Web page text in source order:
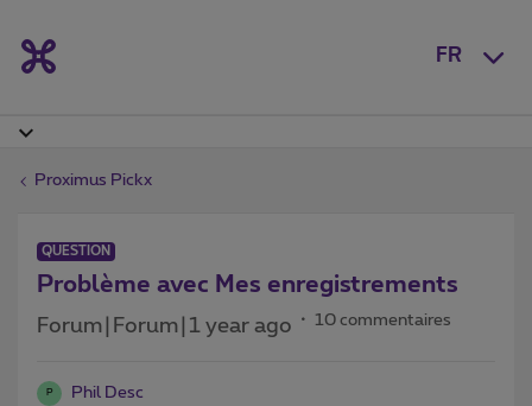
FR
Proximus Pickx
QUESTION
Problème avec Mes enregistrements
Forum|Forum|1 year ago 10 commentaires
P Phil Desc